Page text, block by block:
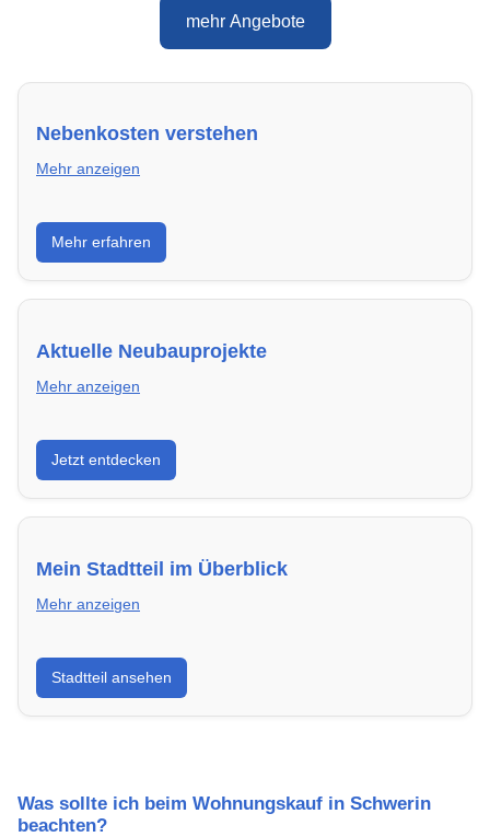
mehr Angebote
Nebenkosten verstehen
Mehr anzeigen
Erfahre, welche Nebenkosten rechtmäßig sind und
wie du deine monatliche Belastung optimieren
kannst.
Mehr erfahren
Aktuelle Neubauprojekte
Mehr anzeigen
Entdecke Neubauprojekte in Schwerin – modern,
energieeffizient und sofort bezugsfertig.
Jetzt entdecken
Mein Stadtteil im Überblick
Mehr anzeigen
Erfahre mehr über deinen Stadtteil in Schwerin:
Lebensqualität, Verkehrsanbindung, Schulen,
Freizeitmöglichkeiten und Mietpreise.
Stadtteil ansehen
Was sollte ich beim Wohnungskauf in Schwerin
beachten?